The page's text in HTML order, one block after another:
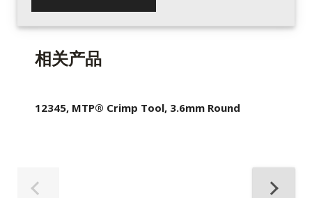
相关产品
12345, MTP® Crimp Tool, 3.6mm Round